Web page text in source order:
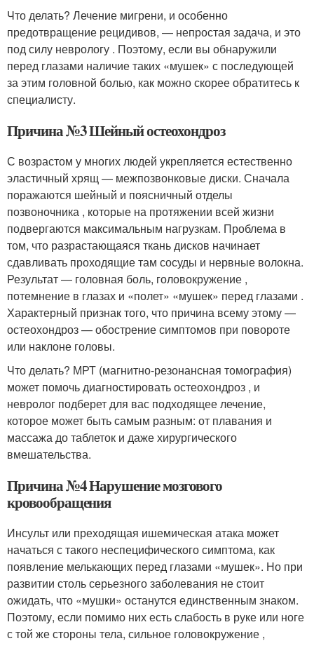
Что делать? Лечение мигрени, и особенно
предотвращение рецидивов, — непростая задача, и это
под силу неврологу . Поэтому, если вы обнаружили
перед глазами наличие таких «мушек» с последующей
за этим головной болью, как можно скорее обратитесь к
специалисту.
Причина №3 Шейный остеохондроз
С возрастом у многих людей укрепляется естественно
эластичный хрящ — межпозвонковые диски. Сначала
поражаются шейный и поясничный отделы
позвоночника , которые на протяжении всей жизни
подвергаются максимальным нагрузкам. Проблема в
том, что разрастающаяся ткань дисков начинает
сдавливать проходящие там сосуды и нервные волокна.
Результат — головная боль, головокружение ,
потемнение в глазах и «полет» «мушек» перед глазами .
Характерный признак того, что причина всему этому —
остеохондроз — обострение симптомов при повороте
или наклоне головы.
Что делать? МРТ (магнитно-резонансная томография)
может помочь диагностировать остеохондроз , и
невролог подберет для вас подходящее лечение,
которое может быть самым разным: от плавания и
массажа до таблеток и даже хирургического
вмешательства.
Причина №4 Нарушение мозгового
кровообращения
Инсульт или преходящая ишемическая атака может
начаться с такого неспецифического симптома, как
появление мелькающих перед глазами «мушек». Но при
развитии столь серьезного заболевания не стоит
ожидать, что «мушки» останутся единственным знаком.
Поэтому, если помимо них есть слабость в руке или ноге
с той же стороны тела, сильное головокружение ,